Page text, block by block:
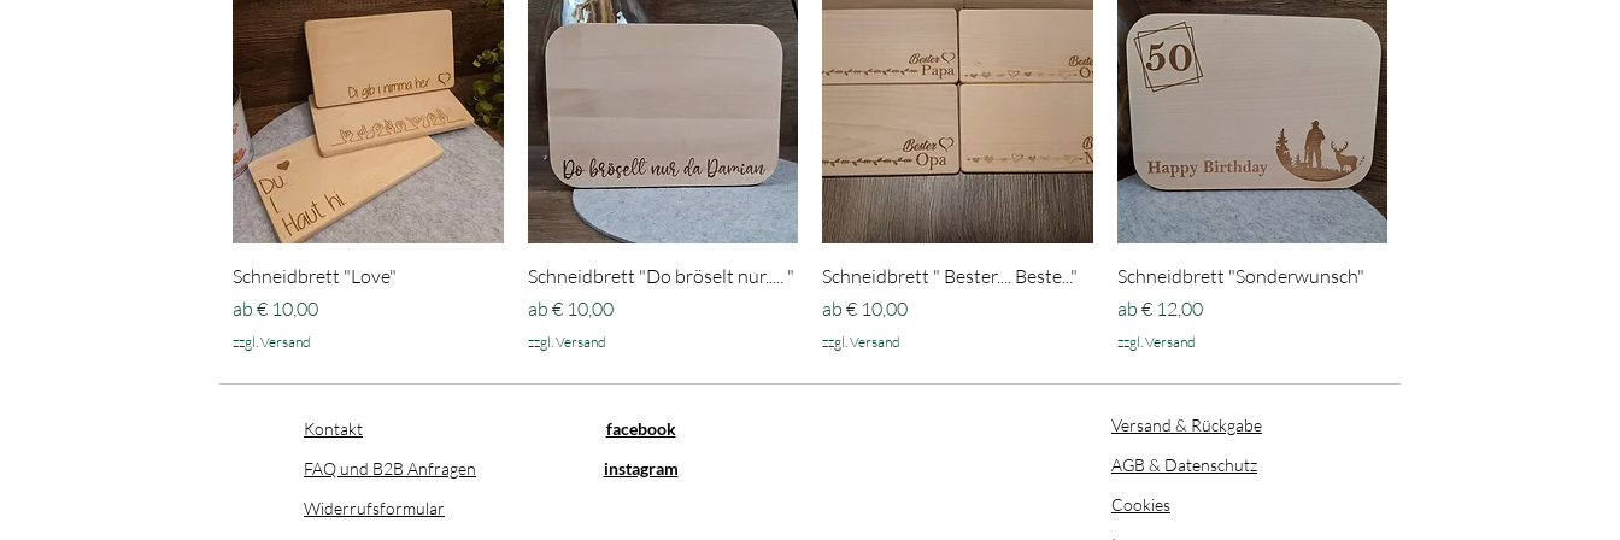
Schnellansicht
Schneidbrett "Love"
ab € 10,00
Sale-Preis
zzgl. Versand
Schnellansicht
Schneidbrett "Do bröselt nur..... "
ab € 10,00
Sale-Preis
zzgl. Versand
Schnellansicht
Schneidbrett " Bester.... Beste..."
ab € 10,00
Sale-Preis
zzgl. Versand
Schnellansicht
Schneidbrett "Sonderwunsch"
ab € 12,00
Sale-Preis
zzgl. Versand
Kontakt
FAQ und B2B Anfragen
​Widerrufsformular
facebook
instagram
Versand & Rückgabe
AGB & Datenschutz
Cookies